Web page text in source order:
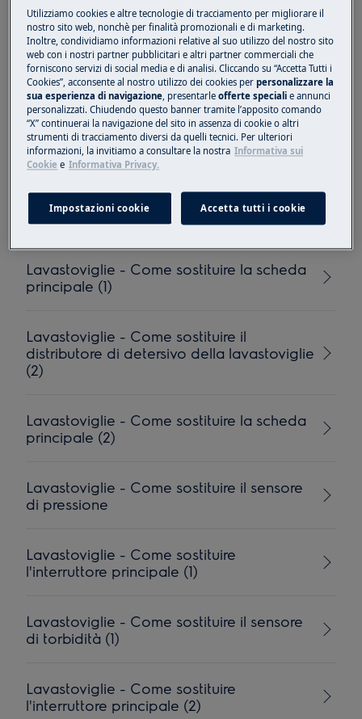
Lavastoviglie - Come sostituire il
distributore di detersivo della lavastoviglie
(3)
Lavastoviglie - Come sostituire il tubo di
scarico (1)
Lavastoviglie - Come sostituire il tubo di
scarico (3)
Lavastoviglie - Come sostituire la scheda
principale (1)
Lavastoviglie - Come sostituire il
distributore di detersivo della lavastoviglie
(2)
Lavastoviglie - Come sostituire la scheda
principale (2)
Lavastoviglie - Come sostituire il sensore
di pressione
Lavastoviglie - Come sostituire
l'interruttore principale (1)
Lavastoviglie - Come sostituire il sensore
di torbidità (1)
Lavastoviglie - Come sostituire
l'interruttore principale (2)
Utilizziamo cookies e altre tecnologie di tracciamento per migliorare il
nostro sito web, nonchè per finalità promozionali e di marketing.
Inoltre, condividiamo informazioni relative al suo utilizzo del nostro sito
web con i nostri partner pubblicitari e altri partner commerciali che
forniscono servizi di social media e di analisi. Cliccando su “Accetta Tutti i
Cookies”, acconsente al nostro utilizzo dei cookies perpersonalizzare la
sua esperienza di navigazione, presentarleofferte speciali e annunci
personalizzati. Chiudendo questo banner tramite l’apposito comando
“X” continuerai la navigazione del sito in assenza di cookie o altri
strumenti di tracciamento diversi da quelli tecnici. Per ulteriori
informazioni, la invitiamo a consultare la nostra Informativa sui
Cookie e Informativa Privacy.
Impostazioni cookie Accetta tutti i cookie